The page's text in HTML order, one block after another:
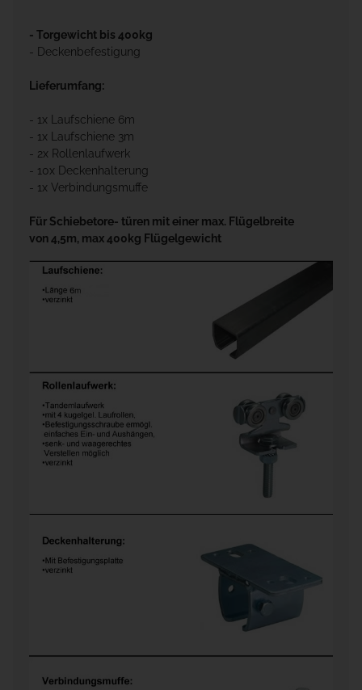
- Torgewicht bis 400kg
- Deckenbefestigung
Lieferumfang:
- 1x Laufschiene 6m
- 1x Laufschiene 3m
- 2x Rollenlaufwerk
- 10x Deckenhalterung
- 1x Verbindungsmuffe
Für Schiebetore- türen mit einer max. Flügelbreite
von 4,5m, max 400kg Flügelgewicht